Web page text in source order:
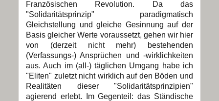
Französischen Revolution. Da das
"Solidaritätsprinzip" paradigmatisch
Gleichstellung und gleiche Gesinnung auf der
Basis gleicher Werte voraussetzt, gehen wir hier
von (derzeit nicht mehr) bestehenden
(Verfassungs-) Ansprüchen und -wirklichkeiten
aus. Auch im (all-) täglichen Umgang habe ich
"Eliten" zuletzt nicht wirklich auf den Böden und
Realitäten dieser "Solidaritätsprinzipien"
agierend erlebt. Im Gegenteil: das Ständische